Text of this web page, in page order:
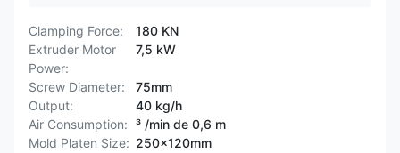
Clamping Force:
180 KN
Extruder Motor
Power:
7,5 kW
Screw Diameter:
75mm
Output:
40 kg/h
Air Consumption: ³ /min de 0,6 m
Mold Platen Size: 250x120mm